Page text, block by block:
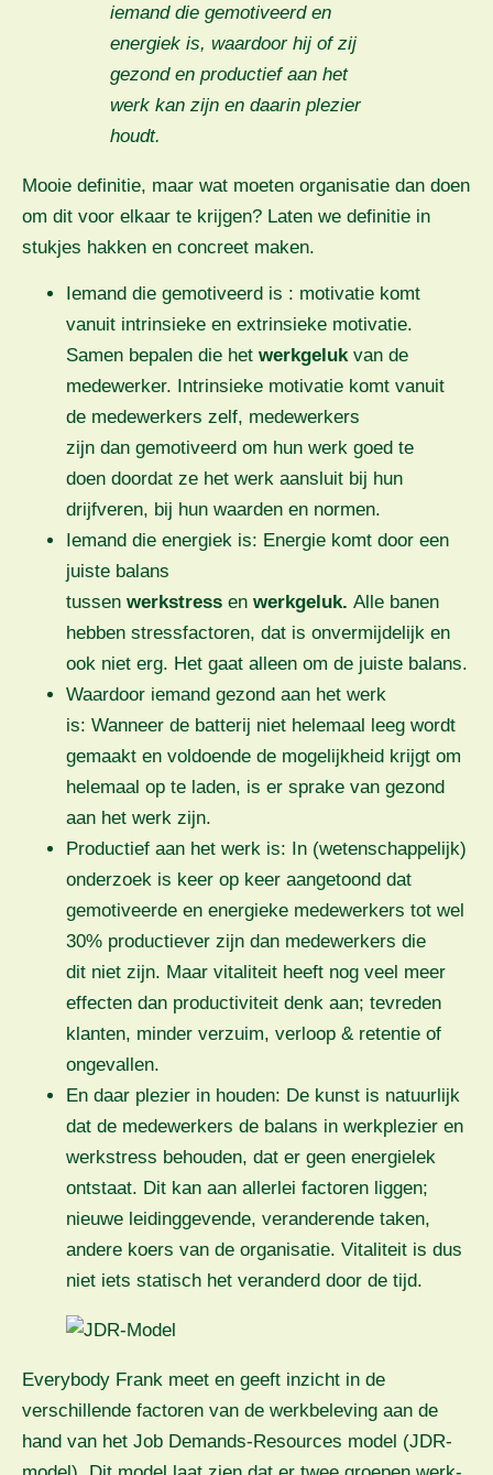
iemand die gemotiveerd en
energiek is, waardoor hij of zij
gezond en productief aan het
werk kan zijn en daarin plezier
houdt.
Mooie definitie, maar wat moeten organisatie dan doen
om dit voor elkaar te krijgen? Laten we definitie in
stukjes hakken en concreet maken.
Iemand die gemotiveerd is : motivatie komt
vanuit intrinsieke en extrinsieke motivatie.
Samen bepalen die het werkgelukvan de
medewerker. Intrinsieke motivatie komt vanuit
de medewerkers zelf, medewerkers
zijn dan gemotiveerd om hun werk goed te
doen doordat ze het werk aansluit bij hun
drijfveren, bij hun waarden en normen.
Iemand die energiek is: Energie komt door een
juiste balans
tussen werkstress en werkgeluk. Alle banen
hebben stressfactoren, dat is onvermijdelijk en
ook niet erg. Het gaat alleen om de juiste balans.
Waardoor iemand gezond aan het werk
is: Wanneer de batterij niet helemaal leeg wordt
gemaakt en voldoende de mogelijkheid krijgt om
helemaal op te laden, is er sprake van gezond
aan het werk zijn.
Productief aan het werk is: In (wetenschappelijk)
onderzoek is keer op keer aangetoond dat
gemotiveerde en energieke medewerkers tot wel
30% productiever zijn dan medewerkers die
dit niet zijn. Maar vitaliteit heeft nog veel meer
effecten dan productiviteit denk aan; tevreden
klanten, minder verzuim, verloop & retentie of
ongevallen.
En daar plezier in houden: De kunst is natuurlijk
dat de medewerkers de balans in werkplezier en
werkstress behouden, dat er geen energielek
ontstaat. Dit kan aan allerlei factoren liggen;
nieuwe leidinggevende, veranderende taken,
andere koers van de organisatie. Vitaliteit is dus
niet iets statisch het veranderd door de tijd.
Everybody Frank meet en geeft inzicht in de
verschillende factoren van de werkbeleving aan de
hand van het Job Demands-Resources model (JDR-